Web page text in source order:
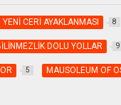
CERİ AYAKLANMASI 8
DOLU YOLLAR 9
5 MAUSOLEUM OF